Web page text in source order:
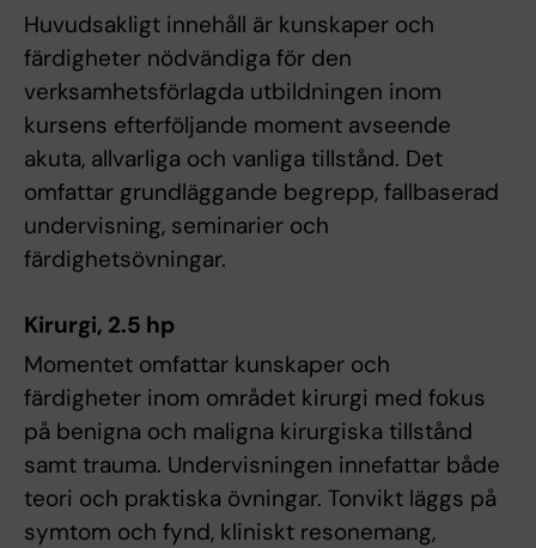
Huvudsakligt innehåll är kunskaper och
färdigheter nödvändiga för den
verksamhetsförlagda utbildningen inom
kursens efterföljande moment avseende
akuta, allvarliga och vanliga tillstånd. Det
omfattar grundläggande begrepp, fallbaserad
undervisning, seminarier och
färdighetsövningar.
Kirurgi, 2.5 hp
Momentet omfattar kunskaper och
färdigheter inom området kirurgi med fokus
på benigna och maligna kirurgiska tillstånd
samt trauma. Undervisningen innefattar både
teori och praktiska övningar. Tonvikt läggs på
symtom och fynd, kliniskt resonemang,